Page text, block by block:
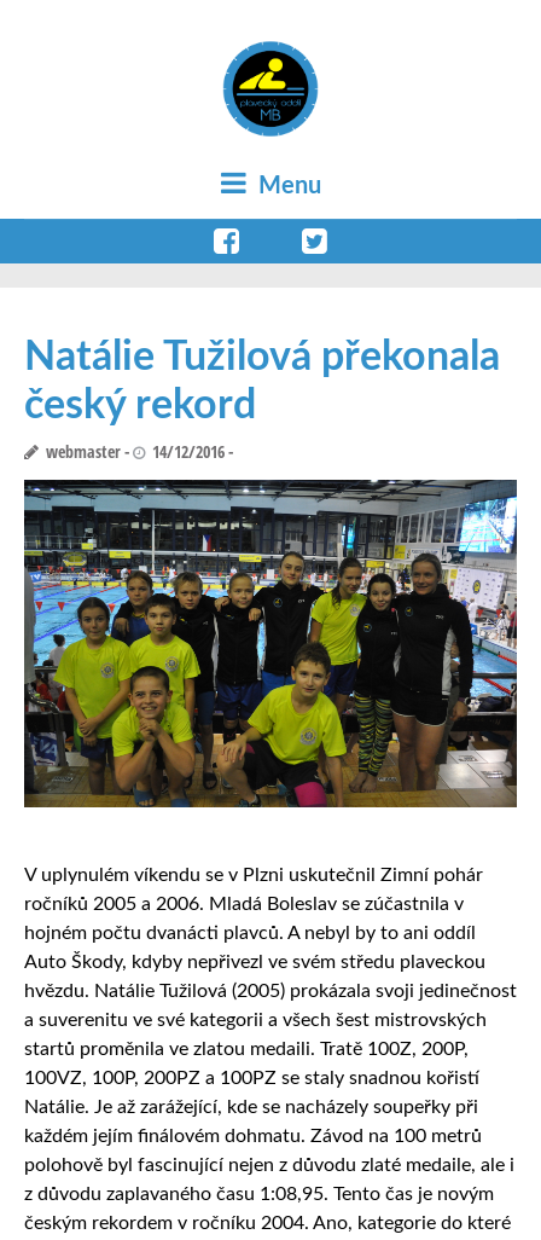
Menu
Natálie Tužilová překonala
český rekord
webmaster 14/12/2016
V uplynulém víkendu se v Plzni uskutečnil Zimní pohár
ročníků 2005 a 2006. Mladá Boleslav se zúčastnila v
hojném počtu dvanácti plavců. A nebyl by to ani oddíl
Auto Škody, kdyby nepřivezl ve svém středu plaveckou
hvězdu. Natálie Tužilová (2005) prokázala svoji jedinečnost
a suverenitu ve své kategorii a všech šest mistrovských
startů proměnila ve zlatou medaili. Tratě 100Z, 200P,
100VZ, 100P, 200PZ a 100PZ se staly snadnou kořistí
Natálie. Je až zarážející, kde se nacházely soupeřky při
každém jejím finálovém dohmatu. Závod na 100 metrů
polohově byl fascinující nejen z důvodu zlaté medaile, ale i
z důvodu zaplavaného času 1:08,95. Tento čas je novým
českým rekordem v ročníku 2004. Ano, kategorie do které